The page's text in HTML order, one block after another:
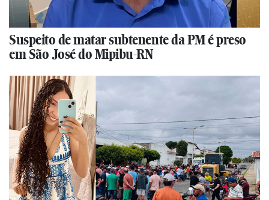
Suspeito de matar subtenente da PM é preso
em São José do Mipibu-RN